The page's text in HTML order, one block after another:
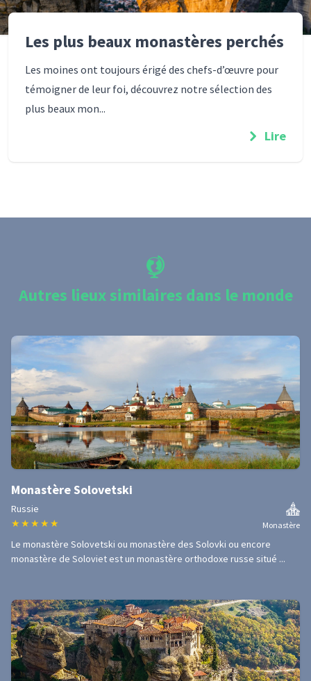
Les plus beaux monastères perchés
Les moines ont toujours érigé des chefs-d’œuvre pour
témoigner de leur foi, découvrez notre sélection des
plus beaux mon...
Lire
Autres lieux similaires dans le monde
Monastère Solovetski
Russie
★ ★ ★ ★ ★ Monastère
Le monastère Solovetski ou monastère des Solovki ou encore
monastère de Soloviet est un monastère orthodoxe russe situé ...